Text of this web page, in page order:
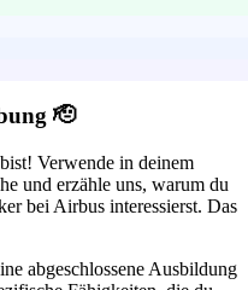
🫡
Verwende in deinem
und erzähle uns, warum du
bei Airbus interessierst. Das
abgeschlossene Ausbildung